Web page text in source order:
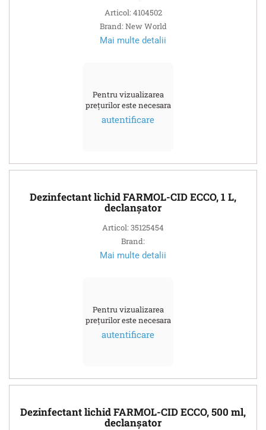
Articol: 4104502
Brand: New World
Mai multe detalii
Pentru vizualizarea
prețurilor este necesara
autentificare
Dezinfectant lichid FARMOL-CID ECCO, 1 L,
declanșator
Articol: 35125454
Brand:
Mai multe detalii
Pentru vizualizarea
prețurilor este necesara
autentificare
Dezinfectant lichid FARMOL-CID ECCO, 500 ml,
declanșator